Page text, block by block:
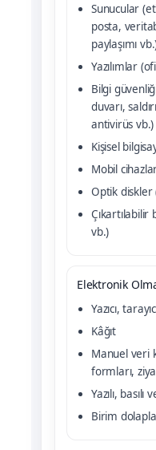
Sunucular
posta,
paylaşımı
Yazılımlar
Bilgi
duvarı,
antivirüs vb.)
Kişisel
Mobil
Optik diskler
Çıkartılabilir
vb.)
Elektronik
Yazıcı,
Kâğıt
Manuel veri
formları,
Yazılı,
Birim